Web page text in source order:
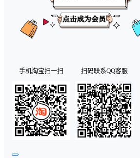
手机淘宝扫一扫 扫码联系QQ客服